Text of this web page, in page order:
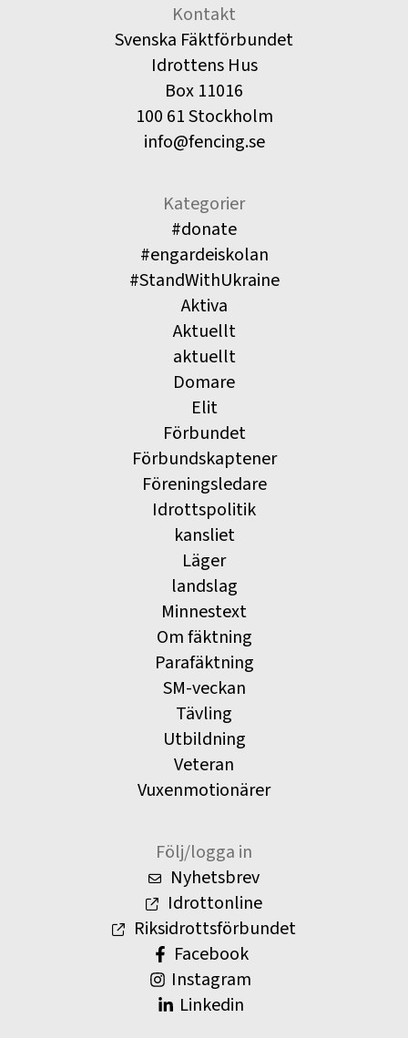
Kontakt
Svenska Fäktförbundet
Idrottens Hus
Box 11016
100 61 Stockholm
info@fencing.se
Kategorier
#donate
#engardeiskolan
#StandWithUkraine
Aktiva
Aktuellt
aktuellt
Domare
Elit
Förbundet
Förbundskaptener
Föreningsledare
Idrottspolitik
kansliet
Läger
landslag
Minnestext
Om fäktning
Parafäktning
SM-veckan
Tävling
Utbildning
Veteran
Vuxenmotionärer
Följ/logga in
Nyhetsbrev
Idrottonline
Riksidrottsförbundet
Facebook
Instagram
Linkedin